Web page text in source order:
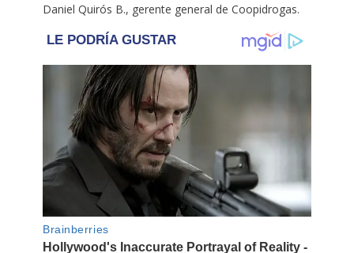
Daniel Quirós B., gerente general de Coopidrogas.